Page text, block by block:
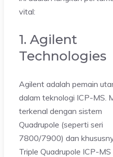
vital:
1. Agilent
Technologies
Agilent adalah pemain
dalam teknologi ICP-MS.
terkenal dengan sistem
Quadrupole (seperti seri
7800/7900) dan
Triple Quadrupole ICP-